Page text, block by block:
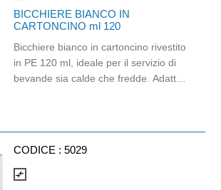
BICCHIERE BIANCO IN
CARTONCINO ml 120
Bicchiere bianco in cartoncino rivestito
in PE 120 ml, ideale per il servizio di
bevande sia calde che fredde. Adatto
ristorazione veloce. Riciclabile nella
carta. Utilizzare con bevande a
CODICE : 5029
compare_arrows